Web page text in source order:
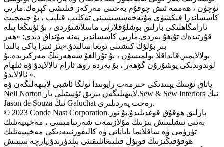
ئۈچۈن ، ھەممە ئىش چوقۇم بەختنى مەركەز قىلىشى كېرەك.مارىي
كاسساندرا فېڭشۈي مۇتەخەسسىسىنى تەكلىپ قىلىپ ، بۇ جىمجىت
ئارامگاھتىكى بارلىق بوشلۇقلارنى ماسلاشتۇردى ، بۇ ئۇنىڭغا پىلە
قۇرتىدەك تۇيغۇ بەردى.مارىي كاسساندېر يەنە مۇنداق دېدى: «ھەر
بىر بۇلۇڭ كىشىنى ئويغا سالىدۇ.«بىز ئىبزا ياكى بالىدا
بولالايمىز.قانداقلا بولمىسۇن ، بۇ تۇرالغۇ شەھەرنىڭ مەركىزىدە.بۇ
لوندوندىكى يوشۇرۇن گۆھەر ، بۇ يەردە روھ ئارام ئالالايدۇ ۋە ئىلھام
ئالالايدۇ ».
ياتاق ئۆينىڭ يېنىدىكى خىزمەت رايونىدا ئولگا ئاشبى لايىھەلىگەن ۋە
Neil Norton لايىھىلىگەن يېزىق ئۈستىلى بار.Sew & Sew Interiors نىڭ
Jason de Souza نىڭ Galuchat رەخت پەردىلىرى.
© 2023 Conde Nast Corporation.بارلىق ھوقۇق قوغدىلىدۇ.بۇ تور
بەتنى ئىشلىتىش بىزنىڭ مۇلازىمەت شەرتنامىسى ، مەخپىيەتلىك
تۈزۈمى ۋە ساقلانما باياناتى ۋە كالىفورنىيەدىكى مەخپىيەتلىك
ھوقۇقىڭىزنىڭ قوبۇل قىلىنغانلىقىنى بىلدۈرىدۇ.پارچە سېتىش